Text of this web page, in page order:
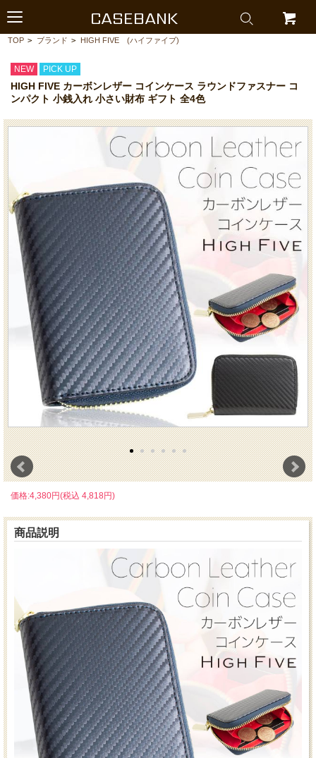
CASEBANK
TOP > ブランド > HIGH FIVE (ハイファイブ)
NEW PICK UP
HIGH FIVE カーボンレザー コインケース ラウンドファスナー コ
ンパクト 小銭入れ 小さい財布 ギフト 全4色
価格:4,380円(税込 4,818円)
商品説明